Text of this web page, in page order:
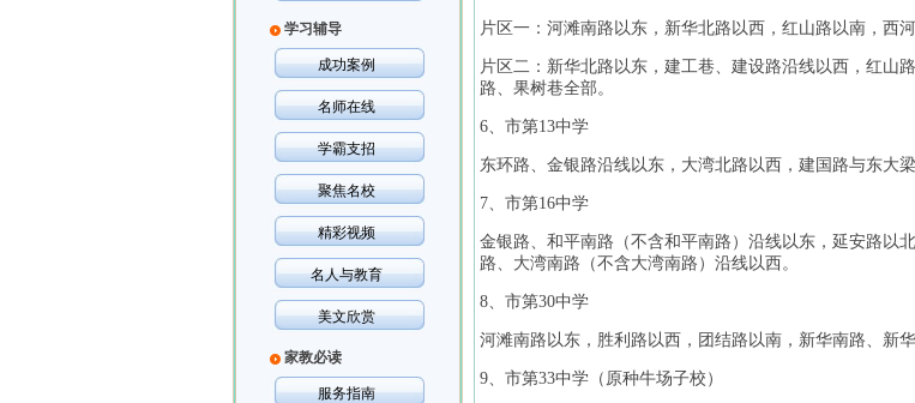
学习辅导
成功案例
名师在线
学霸支招
聚焦名校
精彩视频
名人与教育
美文欣赏
家教必读
服务指南
片区一：河滩南路以东，新华北路以西，红山路以南，西河
片区二：新华北路以东，建工巷、建设路沿线以西，红山
路、果树巷全部。
6、市第13中学
东环路、金银路沿线以东，大湾北路以西，建国路与东大
7、市第16中学
金银路、和平南路（不含和平南路）沿线以东，延安路以
路、大湾南路（不含大湾南路）沿线以西。
8、市第30中学
河滩南路以东，胜利路以西，团结路以南，新华南路、新
9、市第33中学（原种牛场子校）